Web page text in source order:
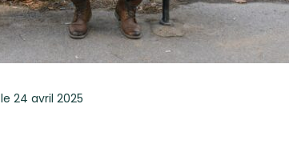
le 24 avril 2025